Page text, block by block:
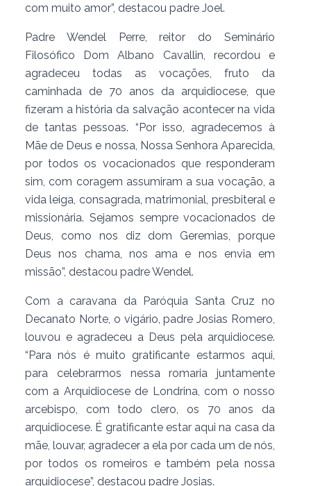
com muito amor”, destacou padre Joel.
Padre Wendel Perre, reitor do Seminário
Filosófico Dom Albano Cavallin, recordou e
agradeceu todas as vocações, fruto da
caminhada de 70 anos da arquidiocese, que
fizeram a história da salvação acontecer na vida
de tantas pessoas. “Por isso, agradecemos à
Mãe de Deus e nossa, Nossa Senhora Aparecida,
por todos os vocacionados que responderam
sim, com coragem assumiram a sua vocação, a
vida leiga, consagrada, matrimonial, presbiteral e
missionária. Sejamos sempre vocacionados de
Deus, como nos diz dom Geremias, porque
Deus nos chama, nos ama e nos envia em
missão”, destacou padre Wendel.
Com a caravana da Paróquia Santa Cruz no
Decanato Norte, o vigário, padre Josias Romero,
louvou e agradeceu a Deus pela arquidiocese.
“Para nós é muito gratificante estarmos aqui,
para celebrarmos nessa romaria juntamente
com a Arquidiocese de Londrina, com o nosso
arcebispo, com todo clero, os 70 anos da
arquidiocese. É gratificante estar aqui na casa da
mãe, louvar, agradecer a ela por cada um de nós,
por todos os romeiros e também pela nossa
arquidiocese”, destacou padre Josias.